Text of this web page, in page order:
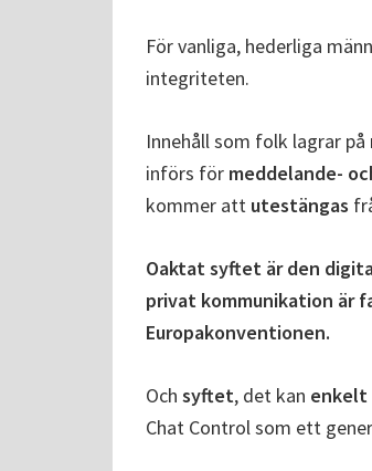
För vanliga, hederliga
integriteten.
Innehåll som folk lagrar på
införs för meddelande-
kommer att utestängas
Oaktat syftet är den
privat kommunikation är
Europakonventionen.
Och syftet, det kan enkelt
Chat Control som ett